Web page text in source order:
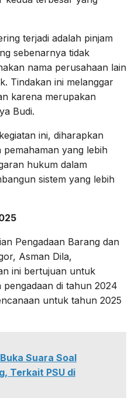
terjadi adalah pinjam
sebenarnya tidak
nama perusahaan lain
Tindakan ini melanggar
karena merupakan
Budi.
ini, diharapkan
yang lebih
hukum dalam
sistem yang lebih
Pengadaan Barang dan
Asman Dila,
ini bertujuan untuk
pengadaan di tahun 2024
untuk tahun 2025
Suara Soal
Terkait PSU di